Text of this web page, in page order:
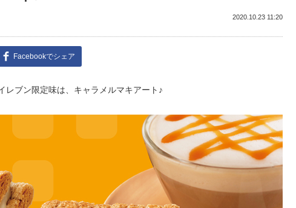
2020.10.23 11:20
Facebookでシェア
レブン限定味は、キャラメルマキアート♪